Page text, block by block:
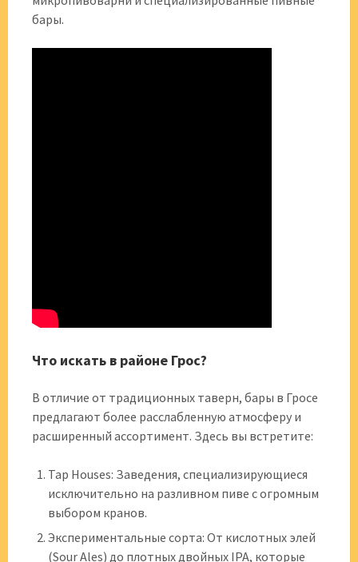
бары.
Что искать в районе Грос?
В отличие от традиционных таверн, бары в Гросе
предлагают более расслабленную атмосферу и
расширенный ассортимент. Здесь вы встретите:
Tap Houses: Заведения, специализирующиеся
исключительно на разливном пиве с огромным
выбором кранов.
Экспериментальные сорта: От кислотных элей
(Sour Ales) до плотных двойных IPA, которые